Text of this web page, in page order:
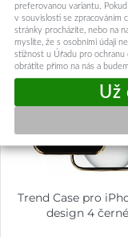
Trend Case pro
design 4 černé
preferovanou variantu.
v souvislosti se zpracováním
stránky procházíte, nebo na
myslíte, že s osobními údaji
stížnost u Úřadu pro ochranu
obrátíte přímo na nás a